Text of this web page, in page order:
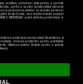
analitice) prelucram date pentru a permite
dvs., pentru a va oferi functionalitati aferente
cu prelucrarea datelor cu caracter personal.
de tip Cookie, care implica inclusiv acceptul
INDIVIDUAL” puteti schimba preferintele in
conținutului personalizat. Dezvoltarea și
Crearea profilurilor pentru publicitate
Utilizarea datelor limitate pentru a selecta